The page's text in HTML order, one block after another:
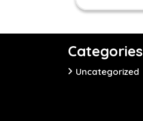
Categories
Uncategorized